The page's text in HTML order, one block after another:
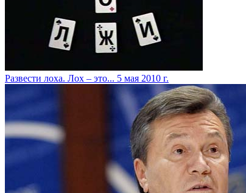
Развести лоха. Лох – это... 5 мая 2010 г.